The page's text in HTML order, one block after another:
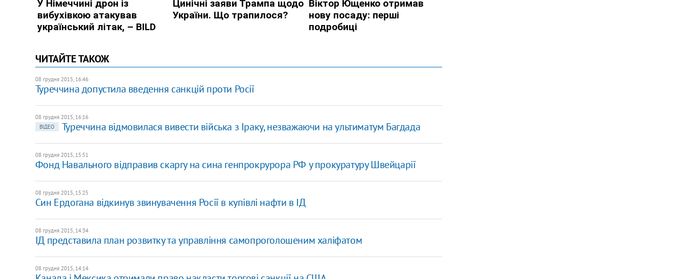
ЧИТАЙТЕ ТАКОЖ
08 грудня 2015, 16:46
Туреччина допустила введення санкцій проти Росії
08 грудня 2015, 16:16
ВІДЕО
Туреччина відмовилася вивести війська з Іраку, незважаючи на ультиматум Багдада
08 грудня 2015, 15:51
Фонд Навального відправив скаргу на сина генпрокрурора РФ у прокуратуру Швейцарії
08 грудня 2015, 15:25
Син Ердогана відкинув звинувачення Росії в купівлі нафти в ІД
08 грудня 2015, 14:34
ІД представила план розвитку та управління самопроголошеним халіфатом
08 грудня 2015, 14:14